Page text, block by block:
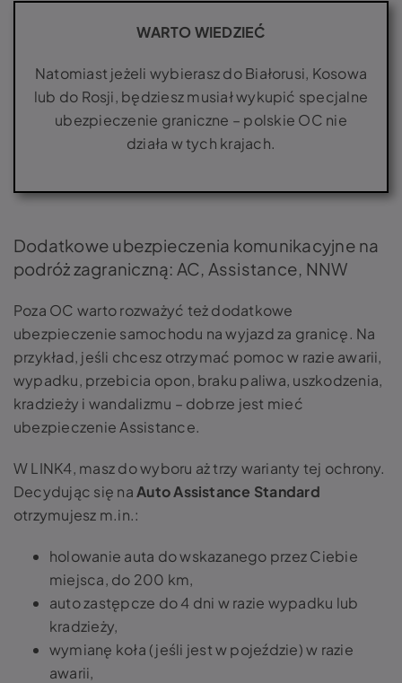
WARTO WIEDZIEĆ
Natomiast jeżeli wybierasz do Białorusi, Kosowa
lub do Rosji, będziesz musiał wykupić specjalne
ubezpieczenie graniczne – polskie OC nie
działa w tych krajach.
Dodatkowe ubezpieczenia komunikacyjne na
podróż zagraniczną: AC, Assistance, NNW
Poza OC warto rozważyć też dodatkowe
ubezpieczenie samochodu na wyjazd za granicę. Na
przykład, jeśli chcesz otrzymać pomoc w razie awarii,
wypadku, przebicia opon, braku paliwa, uszkodzenia,
kradzieży i wandalizmu – dobrze jest mieć
ubezpieczenie Assistance.
W LINK4, masz do wyboru aż trzy warianty tej ochrony.
Decydując się naAuto Assistance Standard
otrzymujesz m.in.:
holowanie auta do wskazanego przez Ciebie
miejsca, do 200 km,
auto zastępcze do 4 dni w razie wypadku lub
kradzieży,
wymianę koła (jeśli jest w pojeździe) w razie
awarii,